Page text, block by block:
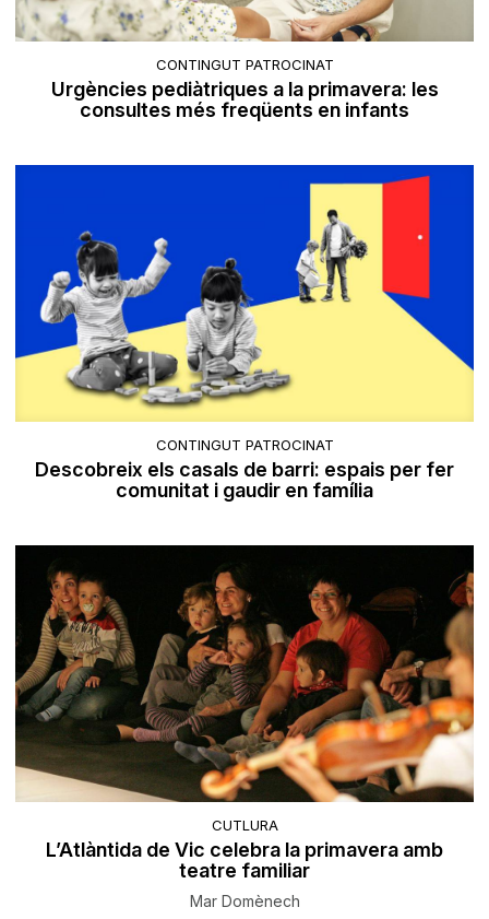
CONTINGUT PATROCINAT
Urgències pediàtriques a la primavera: les
consultes més freqüents en infants
CONTINGUT PATROCINAT
Descobreix els casals de barri: espais per fer
comunitat i gaudir en família
CUTLURA
L’Atlàntida de Vic celebra la primavera amb
teatre familiar
Mar Domènech